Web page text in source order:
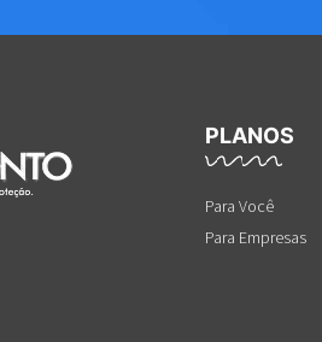
PLANOS
Para Você
Para Empresas